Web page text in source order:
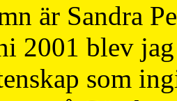
är Sandra
2001 blev
som